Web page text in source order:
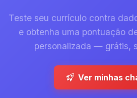
Teste seu currículo contra
e obtenha uma pontuação
personalizada — grátis,
Ver minhas